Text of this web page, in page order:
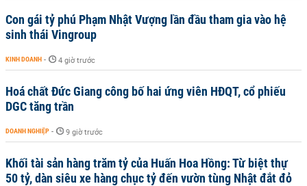
Con gái tỷ phú Phạm Nhật Vượng lần đầu tham gia vào hệ
sinh thái Vingroup
KINH DOANH - 4 giờ trước
Hoá chất Đức Giang công bố hai ứng viên HĐQT, cổ phiếu
DGC tăng trần
DOANH NGHIỆP - 9 giờ trước
Khối tài sản hàng trăm tỷ của Huấn Hoa Hồng: Từ biệt thự
50 tỷ, dàn siêu xe hàng chục tỷ đến vườn tùng Nhật đắt đỏ